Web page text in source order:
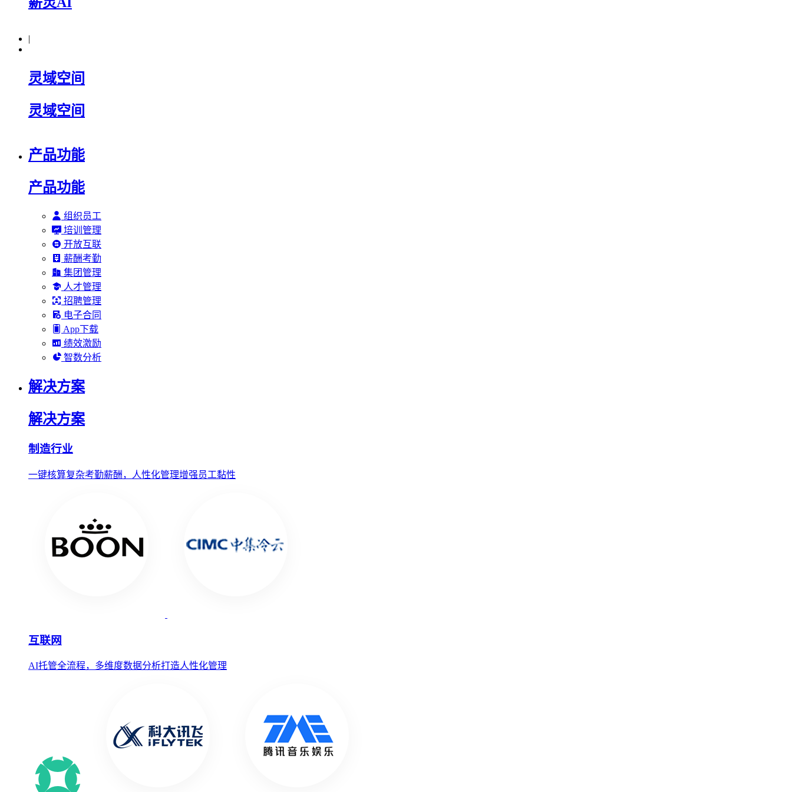
|
灵域空间
灵域空间
产品功能
产品功能
组织员工
培训管理
开放互联
薪酬考勤
集团管理
人才管理
招聘管理
电子合同
App下载
绩效激励
智数分析
解决方案
解决方案
制造行业
一键核算复杂考勤薪酬，人性化管理增强员工黏性
互联网
AI托管全流程，多维度数据分析打造人性化管理